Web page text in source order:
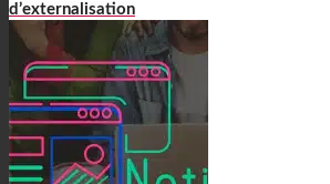
d’externalisation